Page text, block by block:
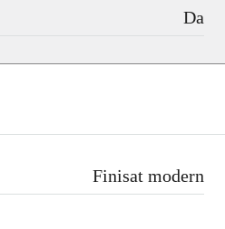
Da
Finisat modern